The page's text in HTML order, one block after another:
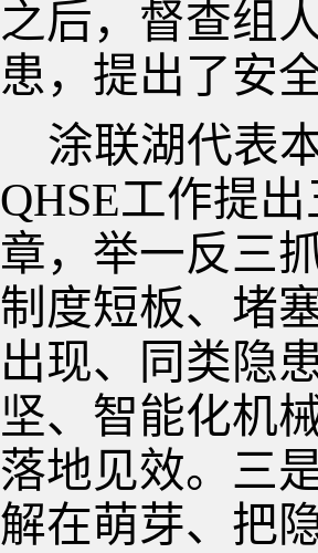
之后，督查组
患，提出了安
涂联湖代表
QHSE工作提
章，举一反三
制度短板、堵
出现、同类隐
坚、智能化机
落地见效。 三
解在萌芽、把